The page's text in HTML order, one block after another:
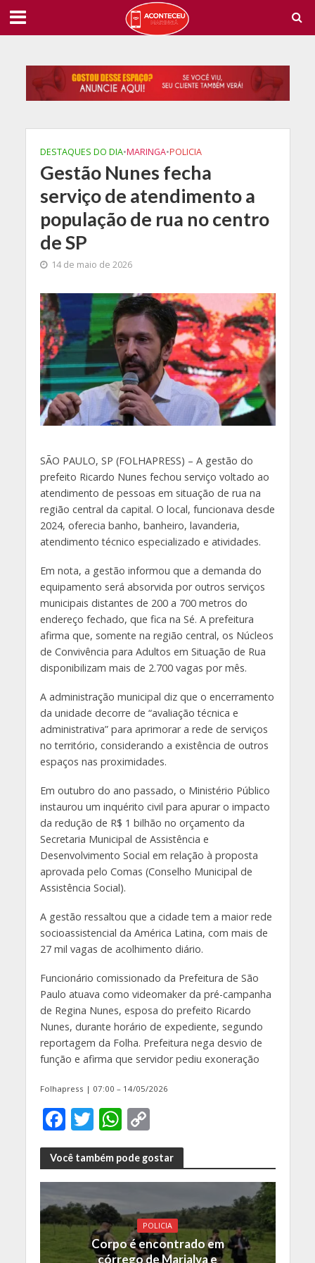
DESTAQUES DO DIA•MARINGA•POLICIA
Gestão Nunes fecha
serviço de atendimento a
população de rua no centro
de SP
14 de maio de 2026
SÃO PAULO, SP (FOLHAPRESS) – A gestão do
prefeito Ricardo Nunes fechou serviço voltado ao
atendimento de pessoas em situação de rua na
região central da capital. O local, funcionava desde
2024, oferecia banho, banheiro, lavanderia,
atendimento técnico especializado e atividades.
Em nota, a gestão informou que a demanda do
equipamento será absorvida por outros serviços
municipais distantes de 200 a 700 metros do
endereço fechado, que fica na Sé. A prefeitura
afirma que, somente na região central, os Núcleos
de Convivência para Adultos em Situação de Rua
disponibilizam mais de 2.700 vagas por mês.
A administração municipal diz que o encerramento
da unidade decorre de “avaliação técnica e
administrativa” para aprimorar a rede de serviços
no território, considerando a existência de outros
espaços nas proximidades.
Em outubro do ano passado, o Ministério Público
instaurou um inquérito civil para apurar o impacto
da redução de R$ 1 bilhão no orçamento da
Secretaria Municipal de Assistência e
Desenvolvimento Social em relação à proposta
aprovada pelo Comas (Conselho Municipal de
Assistência Social).
A gestão ressaltou que a cidade tem a maior rede
socioassistencial da América Latina, com mais de
27 mil vagas de acolhimento diário.
Funcionário comissionado da Prefeitura de São
Paulo atuava como videomaker da pré-campanha
de Regina Nunes, esposa do prefeito Ricardo
Nunes, durante horário de expediente, segundo
reportagem da Folha. Prefeitura nega desvio de
função e afirma que servidor pediu exoneração
Folhapress | 07:00 – 14/05/2026
F
ac
e
b
o
o
k
T
w
itt
er
W
h
at
s
A
p
p
C
o
p
y
Li
n
k
Você também pode gostar
POLICIA
Corpo é encontrado em
córrego de Marialva e